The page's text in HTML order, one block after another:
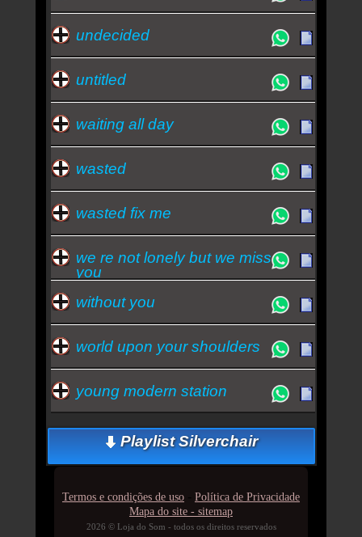
undecided
untitled
waiting all day
wasted
wasted fix me
we re not lonely but we miss
you
without you
world upon your shoulders
young modern station
Playlist Silverchair
Termos e condições de uso
Política de Privacidade
Mapa do site - sitemap
2026 © Loja do Som - todos os direitos reservados